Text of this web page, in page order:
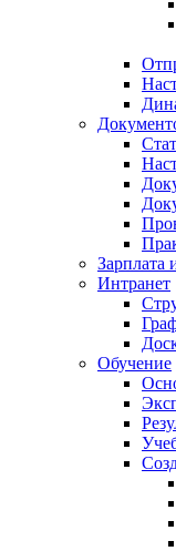
Зарплата
Интранет
Обучение